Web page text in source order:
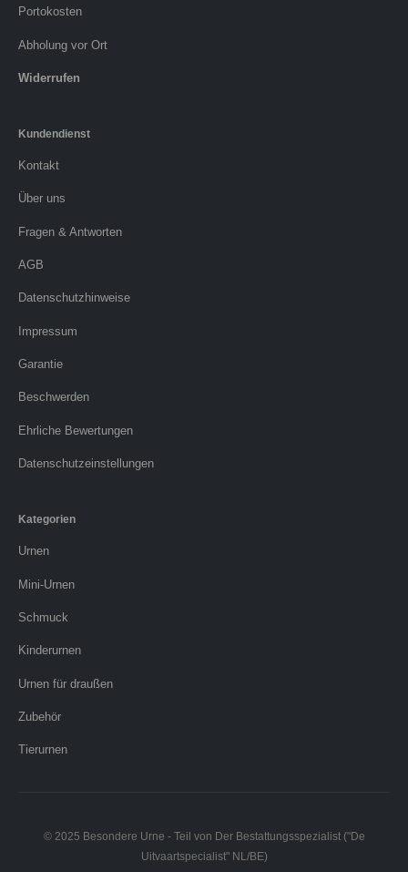
Portokosten
Abholung vor Ort
Widerrufen
Kundendienst
Kontakt
Über uns
Fragen & Antworten
AGB
Datenschutzhinweise
Impressum
Garantie
Beschwerden
Ehrliche Bewertungen
Datenschutzeinstellungen
Kategorien
Urnen
Mini-Urnen
Schmuck
Kinderurnen
Urnen für draußen
Zubehör
Tierurnen
© 2025 Besondere Urne - Teil von Der Bestattungsspezialist ("De
Uitvaartspecialist" NL/BE)